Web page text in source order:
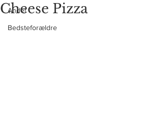
Andet
Bedsteforældre
Cheese Pizza